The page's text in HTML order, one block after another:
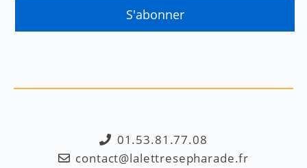
01.53.81.77.08
contact@lalettresepharade.fr